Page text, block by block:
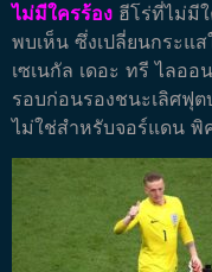
ไม่มีใครร้อง ฮีโร่ที่ไม่มี
พบเห็น ซึ่งเปลี่ยนกระแ
เซเนกัล เดอะ ทรี ไลออ
รอบก่อนรองชนะเลิศฟุ
ไม่ใช่สำหรับจอร์แดน พิ